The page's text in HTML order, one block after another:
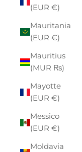
(EUR €)
Mauritania
(EUR €)
Mauritius
(MUR ₨)
Mayotte
(EUR €)
Messico
(EUR €)
Moldavia